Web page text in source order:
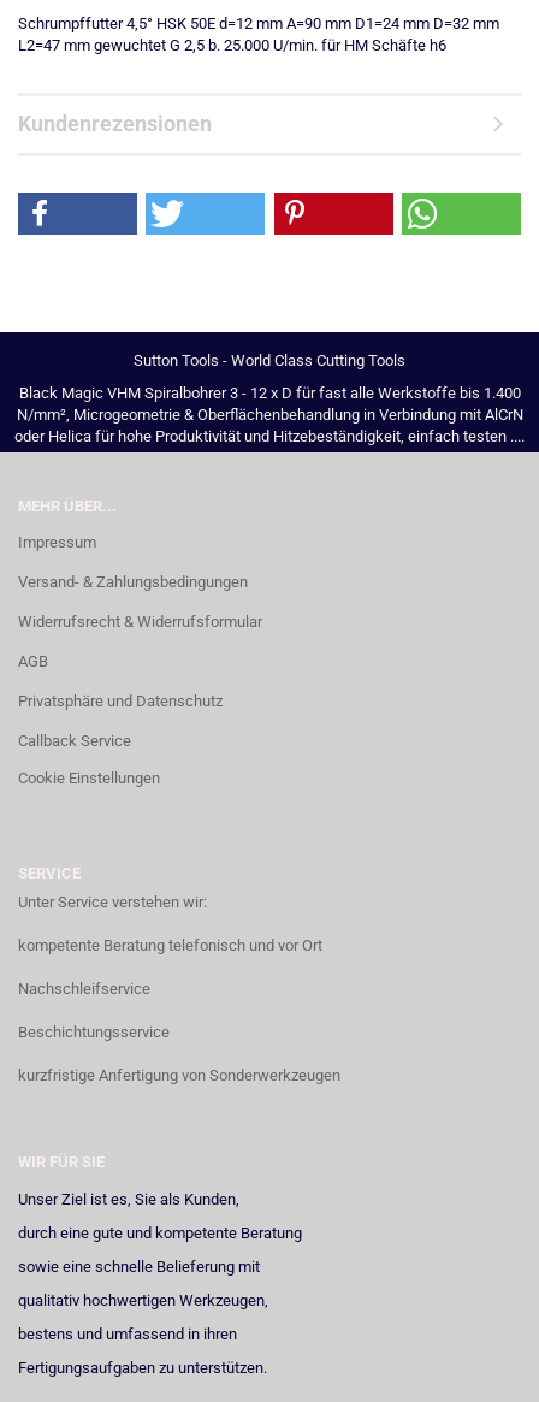
Schrumpffutter 4,5° HSK 50E d=12 mm A=90 mm D1=24 mm D=32 mm
L2=47 mm gewuchtet G 2,5 b. 25.000 U/min. für HM Schäfte h6
Kundenrezensionen
Sutton Tools - World Class Cutting Tools
Black Magic VHM Spiralbohrer 3 - 12 x D für fast alle Werkstoffe bis 1.400
N/mm², Microgeometrie & Oberflächenbehandlung in Verbindung mit AlCrN
oder Helica für hohe Produktivität und Hitzebeständigkeit, einfach testen ....
MEHR ÜBER...
Impressum
Versand- & Zahlungsbedingungen
Widerrufsrecht & Widerrufsformular
AGB
Privatsphäre und Datenschutz
Callback Service
Cookie Einstellungen
SERVICE
Unter Service verstehen wir:
kompetente Beratung telefonisch und vor Ort
Nachschleifservice
Beschichtungsservice
kurzfristige Anfertigung von Sonderwerkzeugen
WIR FÜR SIE
Unser Ziel ist es, Sie als Kunden,
durch eine gute und kompetente Beratung
sowie eine schnelle Belieferung mit
qualitativ hochwertigen Werkzeugen,
bestens und umfassend in ihren
Fertigungsaufgaben zu unterstützen.